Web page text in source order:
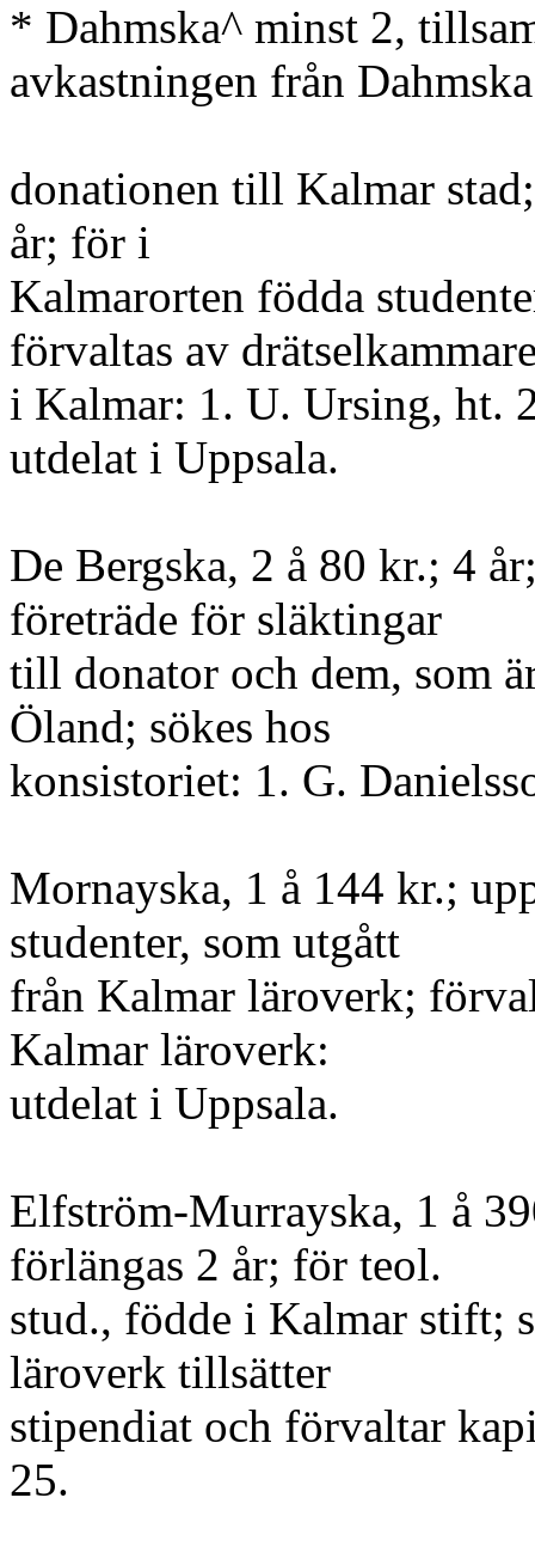
* Dahmska^ minst 2,
avkastningen från Dahmska
donationen till Kalmar
år; för i
Kalmarorten födda
förvaltas av
i Kalmar: 1. U. Ursing, ht.
utdelat i Uppsala.
De Bergska, 2 å 80 kr.; 4
företräde för släktingar
till donator och dem, som
Öland; sökes hos
konsistoriet: 1. G.
Mornayska, 1 å 144 kr.;
studenter, som utgått
från Kalmar läroverk;
Kalmar läroverk:
utdelat i Uppsala.
Elfström-Murrayska, 1 å
förlängas 2 år; för teol.
stud., födde i Kalmar stift;
läroverk tillsätter
stipendiat och förvaltar
25.